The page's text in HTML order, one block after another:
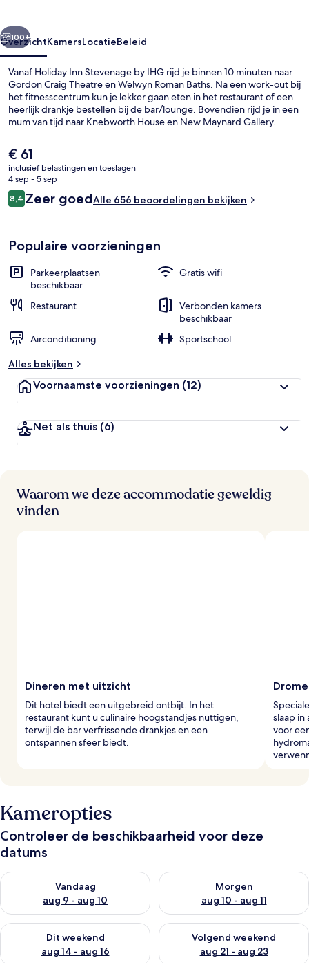
Volgende
100+
OverzichtKamersLocatieBeleid
Vanaf Holiday Inn Stevenage by IHG rijd je binnen 10 minuten naar
Gordon Craig Theatre en Welwyn Roman Baths. Na een work-out bij
het fitnesscentrum kun je lekker gaan eten in het restaurant of een
heerlijk drankje bestellen bij de bar/lounge. Bovendien rijd je in een
mum van tijd naar Knebworth House en New Maynard Gallery.
personeel.
De
huidige
prijs
is
€ 61
€ 61
inclusief belastingen en toeslagen
4 sep - 5 sep
Beoordelingen
8,48,4 op 10 –
Zeer goedAlle 656 beoordelingen bekijken
Populaire voorzieningen
Parkeerplaatsen
beschikbaar
Gratis wifi
Restaurant
Verbonden kamers
beschikbaar
Airconditioning
Sportschool
Alles bekijken
Voornaamste voorzieningen (12)
Net als thuis (6)
Waarom we deze accommodatie geweldig
vinden
Dineren met uitzicht
Dit hotel biedt een uitgebreid ontbijt. In het
restaurant kunt u culinaire hoogstandjes nuttigen,
terwijl de bar verfrissende drankjes en een
ontspannen sfeer biedt.
slaap in
voor
Kameropties
Controleer de beschikbaarheid voor deze
datums
Vandaag
aug 9 - aug 10
De beschikbaarheid controleren voor vanavond aug 9 - aug
Morgen
aug 10 - aug 11
De beschikbaarheid
Dit weekend
aug 14 - aug 16
De beschikbaarheid controleren voor dit weekend aug 14 -
Volgend weekend
aug 21 - aug 23
De beschikbaarheid